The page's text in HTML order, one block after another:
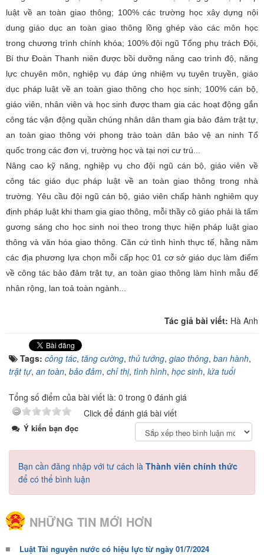
luật về an toàn giao thông; 100% các trường học xây dựng nội
dung giáo dục an toàn giao thông lồng ghép vào các môn học
trong chương trình chính khóa; 100% đội ngũ Tổng phụ trách Đội,
Bí thư Đoàn Thanh niên được bồi dưỡng nâng cao trình độ, năng
lực chuyên môn, nghiệp vụ đáp ứng nhiệm vụ tuyên truyền, giáo
dục pháp luật về an toàn giao thông cho học sinh; 100% cán bộ,
giáo viên, nhân viên và học sinh được tham gia các hoạt động gắn
công tác vận động quần chúng nhân dân tham gia bảo đảm trật tự,
an toàn giao thông với phong trào toàn dân bảo vệ an ninh Tổ
quốc trong các đơn vị, trường học và tại nơi cư trú...
Nâng cao kỹ năng, nghiệp vụ cho đội ngũ cán bộ, giáo viên về
công tác giáo dục pháp luật về an toàn giao thông trong nhà
trường. Yêu cầu đội ngũ cán bộ, giáo viên chấp hành nghiêm quy
định pháp luật khi tham gia giao thông, mỗi thầy cô giáo phải là tấm
gương sáng cho học sinh noi theo trong thực hiện pháp luật giao
thông và văn hóa giao thông. Căn cứ tình hình thực tế, hằng năm
các địa phương lựa chọn mỗi cấp học 01 cơ sở giáo dục làm điểm
về công tác bảo đảm trật tự, an toàn giao thông làm hình mẫu để
nhân rộng, lan toả toàn ngành...
Tác giả bài viết: Hà Anh
Tags: công tác, tăng cường, thủ tướng, giao thông, ban hành,
trật tự, an toàn, bảo đảm, chỉ thị, tình hình, học sinh, lứa tuổi
Tổng số điểm của bài viết là: 0 trong 0 đánh giá
Click để đánh giá bài viết
Ý kiến bạn đọc
Bạn cần đăng nhập với tư cách là Thành viên chính thức
để có thể bình luận
NHỮNG TIN MỚI HƠN
Luật Tài nguyên nước có hiệu lực từ ngày 01/7/2024